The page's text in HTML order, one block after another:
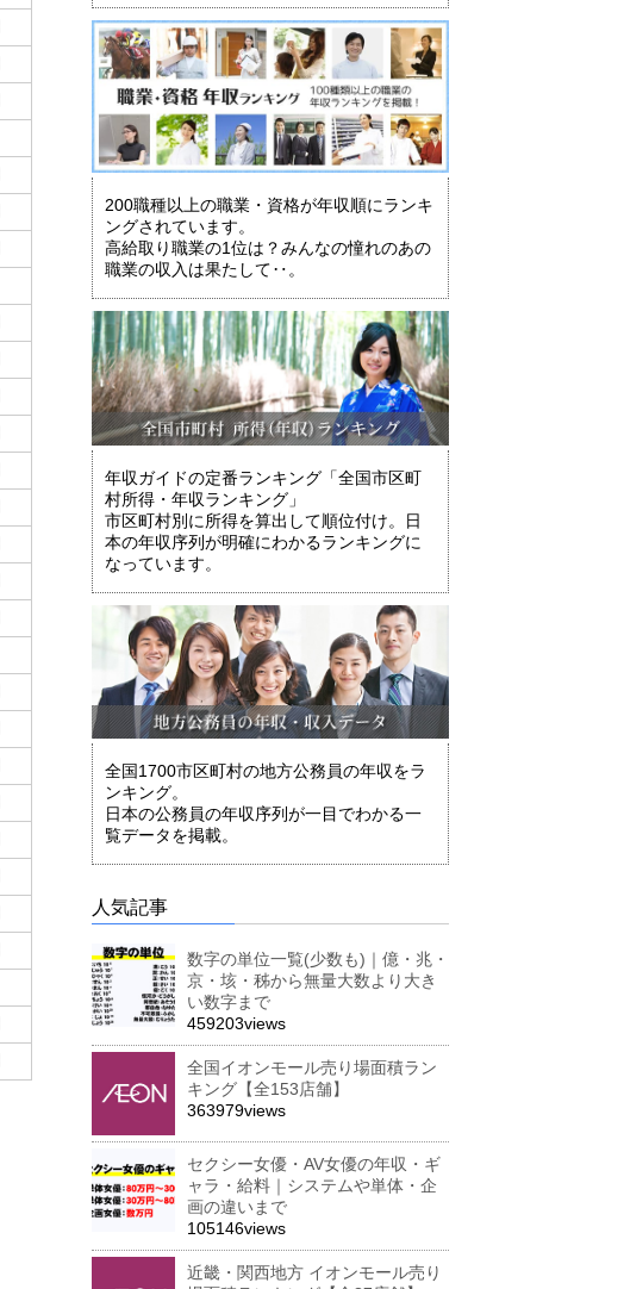
200職種以上の職業・資格が年収順にランキ
ングされています。
高給取り職業の1位は？みんなの憧れのあの
職業の収入は果たして‥。
年収ガイドの定番ランキング「全国市区町
村所得・年収ランキング」
市区町村別に所得を算出して順位付け。日
本の年収序列が明確にわかるランキングに
なっています。
全国1700市区町村の地方公務員の年収をラ
ンキング。
日本の公務員の年収序列が一目でわかる一
覧データを掲載。
人気記事
数字の単位一覧(少数も)｜億・兆・
京・垓・秭から無量大数より大き
い数字まで
459203views
全国イオンモール売り場面積ラン
キング【全153店舗】
363979views
セクシー女優・AV女優の年収・ギ
ャラ・給料｜システムや単体・企
画の違いまで
105146views
近畿・関西地方 イオンモール売り